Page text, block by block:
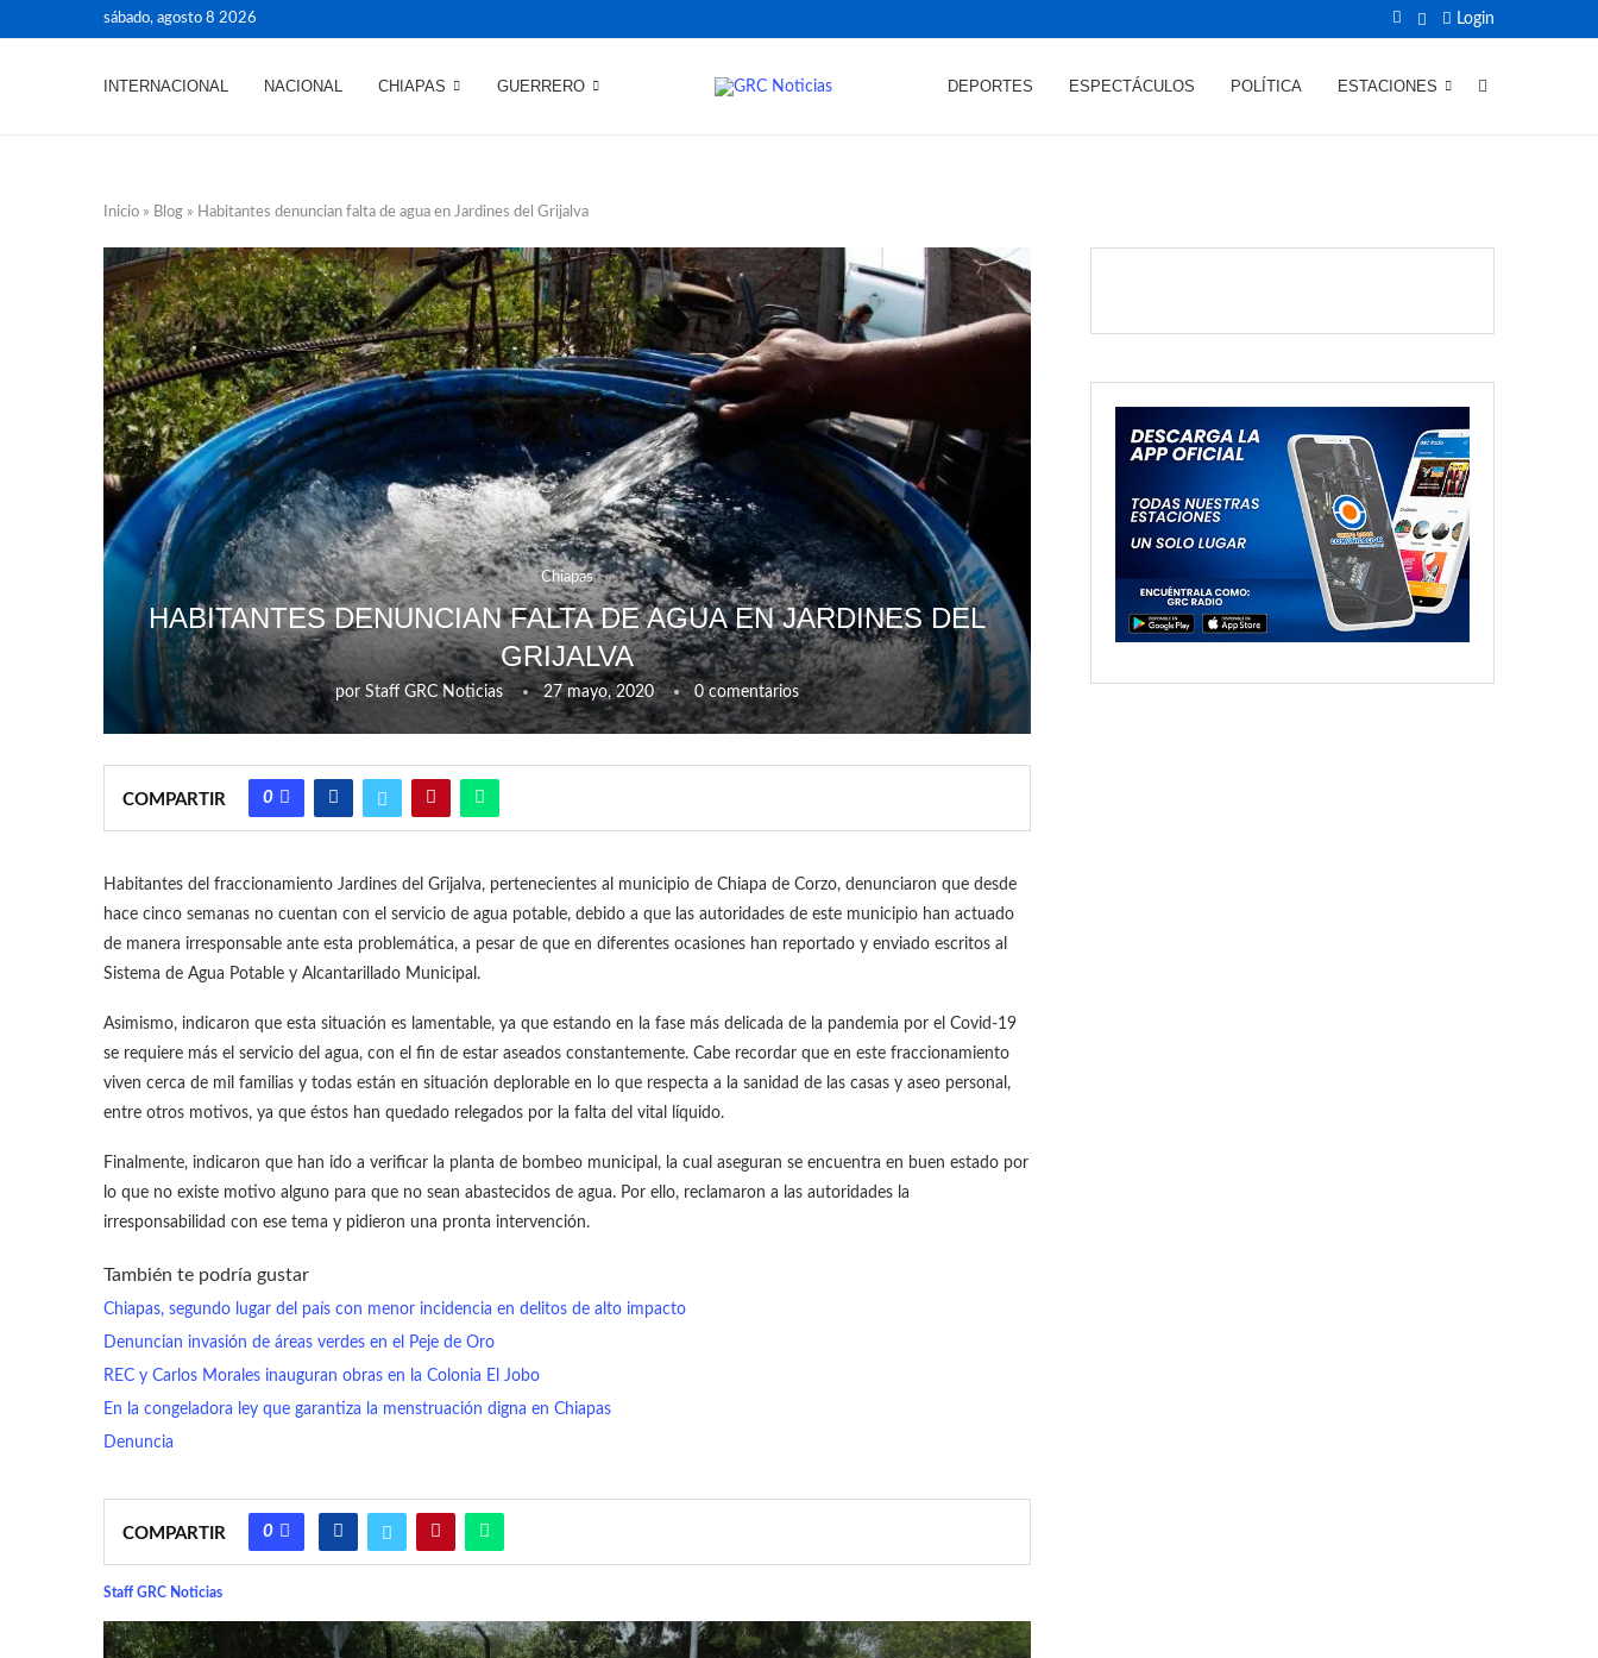
sábado, agosto 8 2026 Login
INTERNACIONAL NACIONAL CHIAPAS GUERRERO DEPORTES ESPECTÁCULOS POLÍTICA ESTACIONES
Inicio » Blog » Habitantes denuncian falta de agua en Jardines del Grijalva
Chiapas
HABITANTES DENUNCIAN FALTA DE AGUA EN JARDINES DEL
GRIJALVA
por Staff GRC Noticias 27 mayo, 2020 0 comentarios
COMPARTIR 0
Habitantes del fraccionamiento Jardines del Grijalva, pertenecientes al municipio de Chiapa de Corzo, denunciaron que desde
hace cinco semanas no cuentan con el servicio de agua potable, debido a que las autoridades de este municipio han actuado
de manera irresponsable ante esta problemática, a pesar de que en diferentes ocasiones han reportado y enviado escritos al
Sistema de Agua Potable y Alcantarillado Municipal.
Asimismo, indicaron que esta situación es lamentable, ya que estando en la fase más delicada de la pandemia por el Covid-19
se requiere más el servicio del agua, con el fin de estar aseados constantemente. Cabe recordar que en este fraccionamiento
viven cerca de mil familias y todas están en situación deplorable en lo que respecta a la sanidad de las casas y aseo personal,
entre otros motivos, ya que éstos han quedado relegados por la falta del vital líquido.
Finalmente, indicaron que han ido a verificar la planta de bombeo municipal, la cual aseguran se encuentra en buen estado por
lo que no existe motivo alguno para que no sean abastecidos de agua. Por ello, reclamaron a las autoridades la
irresponsabilidad con ese tema y pidieron una pronta intervención.
También te podría gustar
Chiapas, segundo lugar del país con menor incidencia en delitos de alto impacto
Denuncian invasión de áreas verdes en el Peje de Oro
REC y Carlos Morales inauguran obras en la Colonia El Jobo
En la congeladora ley que garantiza la menstruación digna en Chiapas
Denuncia
COMPARTIR 0
Staff GRC Noticias